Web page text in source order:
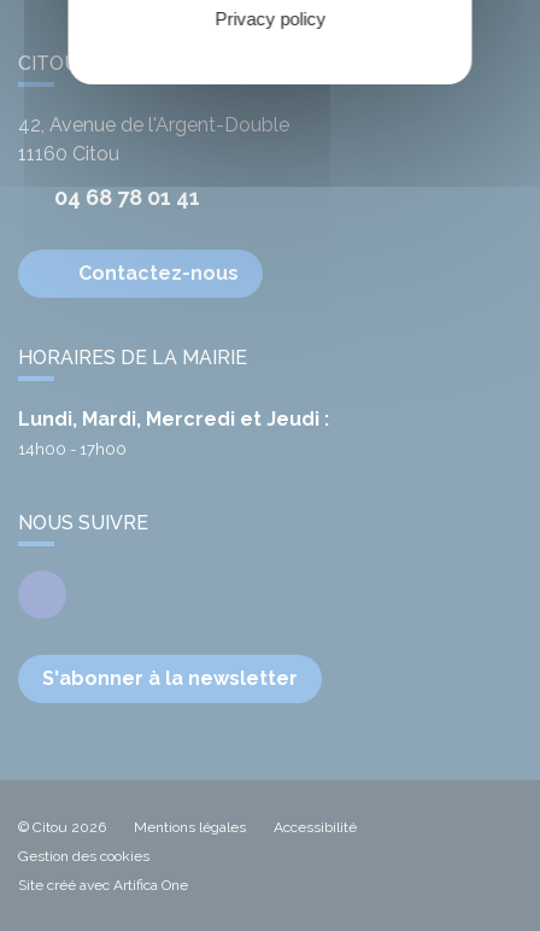
CITOU
42, Avenue de l'Argent-Double
11160 Citou
04 68 78 01 41
Contactez-nous
HORAIRES DE LA MAIRIE
Lundi, Mardi, Mercredi et Jeudi :
14h00 - 17h00
NOUS SUIVRE
Facebook
S'abonner à la newsletter
© Citou 2026 Mentions légales
Accessibilité
Gestion des cookies
Site créé avec Artifica One
Privacy policy